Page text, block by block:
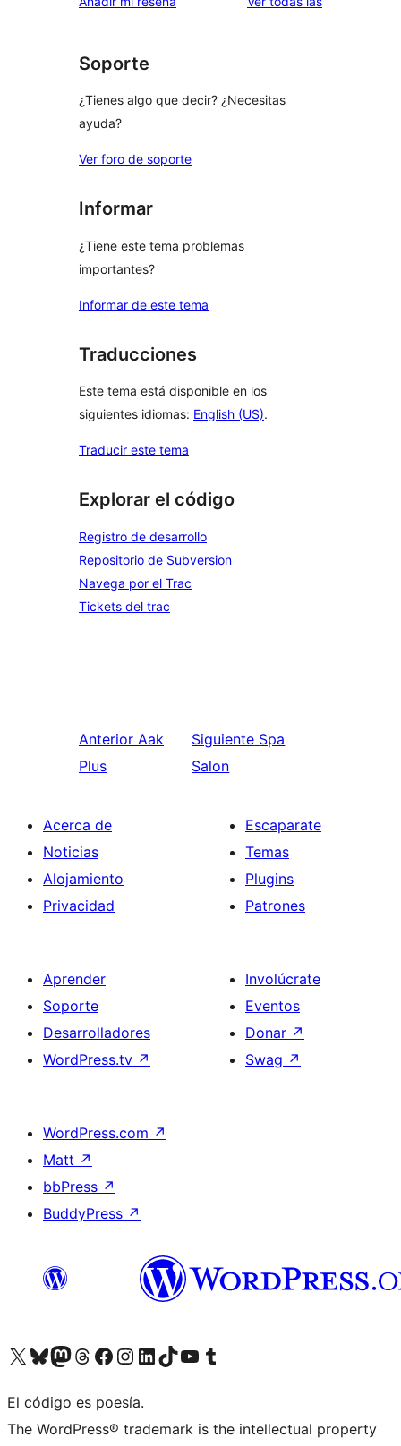
Soporte
¿Tienes algo que decir? ¿Necesitas
ayuda?
Ver foro de soporte
Informar
¿Tiene este tema problemas
importantes?
Informar de este tema
Traducciones
Este tema está disponible en los
siguientes idiomas: English (US).
Traducir este tema
Explorar el código
Registro de desarrollo
Repositorio de Subversion
Navega por el Trac
Tickets del trac
Anterior Aak
Plus
Siguiente Spa
Salon
Acerca de
Noticias
Alojamiento
Privacidad
Escaparate
Temas
Plugins
Patrones
Aprender
Soporte
Desarrolladores
WordPress.tv ↗
Involúcrate
Eventos
Donar ↗
Swag ↗
WordPress.com ↗
Matt ↗
bbPress ↗
BuddyPress ↗
Visita nuestra cuenta de X (anteriormente Twitter)
Visita nuestra cuenta de Bluesky
Visita nuestra cuenta de Mastodon
Visita nuestra cuenta de Threads
Visita nuestra página de Facebook
Visita nuestra cuenta de Instagram
Visita nuestra cuenta de LinkedIn
Visita nuestra cuenta de TikTok
Visita nuestro canal de YouTube
Visita nuestra cuenta de Tumblr
El código es poesía.
The WordPress® trademark is the intellectual property